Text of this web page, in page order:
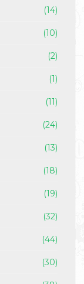
(14)
(10)
(2)
(1)
(11)
(24)
(13)
(18)
(19)
(32)
(44)
(30)